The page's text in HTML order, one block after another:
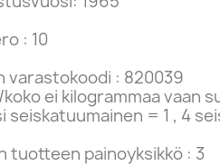
: 10
varastokoodi : 820039
koko ei kilogrammaa vaan
seiskatuumainen = 1 , 4
tuotteen painoyksikkö : 3